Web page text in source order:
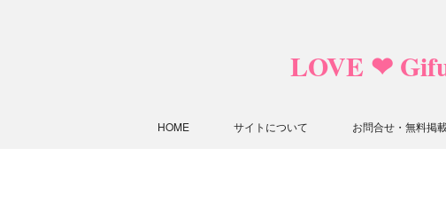
LOVE ❤
HOME サイトについて お問合せ・無料掲